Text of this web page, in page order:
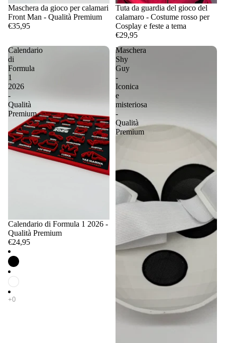
Maschera da gioco per calamari
Front Man - Qualità Premium
€35,95
Tuta da guardia del gioco del
calamaro - Costume rosso per
Cosplay e feste a tema
€29,95
Calendario
di
Formula
1
2026
-
Qualità
Premium
Calendario di Formula 1 2026 -
Qualità Premium
€24,95
Maschera
Shy
Guy
-
Iconica
e
misteriosa
-
Qualità
Premium